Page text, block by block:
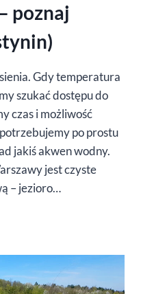
poznaj
Gdy temperatura
szukać dostępu do
czas i możliwość
po prostu
jakiś akwen wodny.
jest czyste
– jezioro…